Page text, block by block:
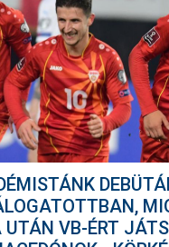
UTÁN VB-ÉRT